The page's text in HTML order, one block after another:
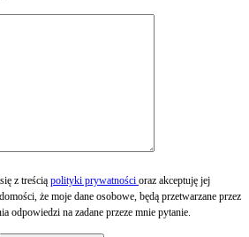
z treścią polityki prywatności oraz akceptuję jej
że moje dane osobowe, będą przetwarzane przez
odpowiedzi na zadane przeze mnie pytanie.